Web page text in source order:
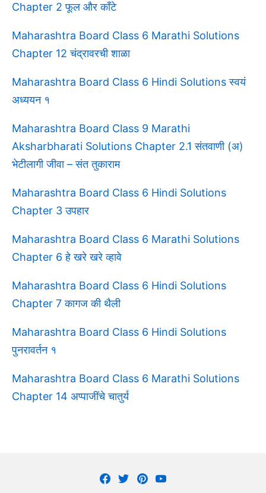
Chapter 2 फूल और काँटे
Maharashtra Board Class 6 Marathi Solutions
Chapter 12 चंद्रावरची शाळा
Maharashtra Board Class 6 Hindi Solutions स्वयं
अध्ययन १
Maharashtra Board Class 9 Marathi
Aksharbharati Solutions Chapter 2.1 संतवाणी (अ)
भेटीलागी जीवा – संत तुकाराम
Maharashtra Board Class 6 Hindi Solutions
Chapter 3 उपहार
Maharashtra Board Class 6 Marathi Solutions
Chapter 6 हे खरे खरे व्हावे
Maharashtra Board Class 6 Hindi Solutions
Chapter 7 कागज की थैली
Maharashtra Board Class 6 Hindi Solutions
पुनरावर्तन १
Maharashtra Board Class 6 Marathi Solutions
Chapter 14 अप्पाजींचे चातुर्य
Facebook
TwitterPinterest
Youtube